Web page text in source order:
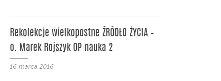
Rekolekcje wielkopostne ŹRÓDŁO ŻYCIA –
o. Marek Rojszyk OP nauka 2
16 marca 2016